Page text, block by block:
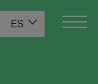
ES